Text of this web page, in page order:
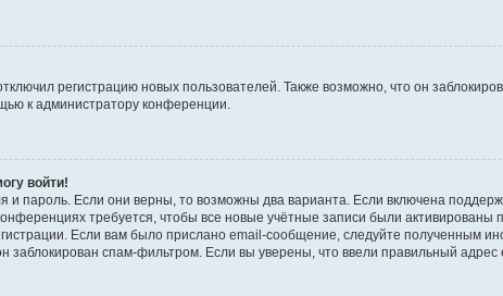
регистрацию новых пользователей. Также возможно, что он
к администратору конференции.
войти!
и пароль. Если они верны, то возможны два варианта. Если включена
требуется, чтобы все новые учётные записи были активированы
Если вам было прислано email-сообщение, следуйте полученным
заблокирован спам-фильтром. Если вы уверены, что ввели правильный адрес